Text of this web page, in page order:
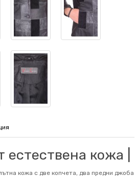
естествена кожа |
кожа с две копчета, два предни джоба